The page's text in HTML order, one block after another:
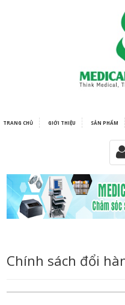
TRANG CHỦ GIỚI THIỆU SẢN PHẨM
Chính sách đổi